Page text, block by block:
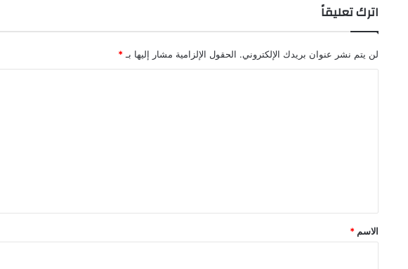
اترك تعليقاً
لن يتم نشر عنوان بريدك الإلكتروني. الحقول الإلزامية مشار إليها بـ*
*
الاسم *